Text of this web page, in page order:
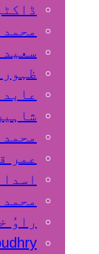
سعید
ظہور
عمر
راوٗ